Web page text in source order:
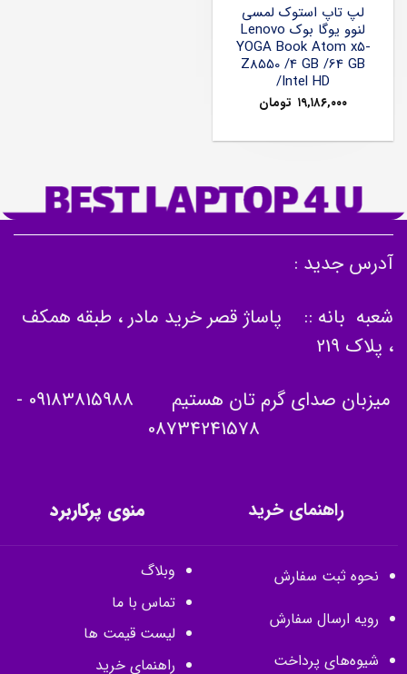
لپ تاپ استوک لمسی
لنوو یوگا بوک Lenovo
YOGA Book Atom x5-
Z8550 /4 GB /64 GB
/Intel HD
۱۹,۱۸۶,۰۰۰ تومان
آدرس جدید :
شعبه بانه :: پاساژ قصر خرید مادر ، طبقه همکف
، پلاک 219
میزبان صدای گرم تان هستیم 09183815988
-
08734241578
راهنمای خرید
نحوه ثبت سفارش
رویه ارسال سفارش
شیوه‌های پرداخت
منوی پرکاربرد
وبلاگ
تماس با ما
لیست قیمت ها
راهنمای خرید